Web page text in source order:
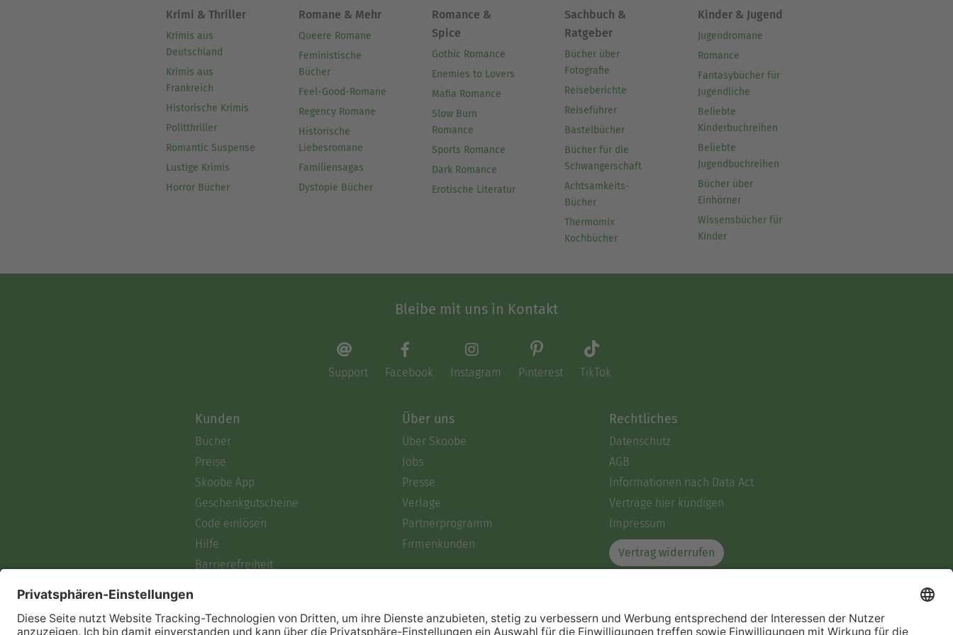
Krimi & Thriller
Krimis aus
Deutschland
Krimis aus
Frankreich
Historische Krimis
Politthriller
Romantic Suspense
Lustige Krimis
Horror Bücher
Romane & Mehr
Queere Romane
Feministische
Bücher
Feel-Good-Romane
Regency Romane
Historische
Liebesromane
Familiensagas
Dystopie Bücher
Romance &
Spice
Gothic Romance
Enemies to Lovers
Mafia Romance
Slow Burn
Romance
Sports Romance
Dark Romance
Erotische Literatur
Sachbuch &
Ratgeber
Bücher über
Fotografie
Reiseberichte
Reiseführer
Bastelbücher
Bücher für die
Schwangerschaft
Achtsamkeits-
Bücher
Thermomix
Kochbücher
Kinder & Jugend
Jugendromane
Romance
Fantasybücher für
Jugendliche
Beliebte
Kinderbuchreihen
Beliebte
Jugendbuchreihen
Bücher über
Einhörner
Wissensbücher für
Kinder
Bleibe mit uns in Kontakt
Support Facebook Instagram Pinterest TikTok
Kunden
Bücher
Preise
Skoobe App
Geschenkgutscheine
Code einlösen
Hilfe
Barrierefreiheit
Über uns
Über Skoobe
Jobs
Presse
Verlage
Partnerprogramm
Firmenkunden
Rechtliches
Datenschutz
AGB
Informationen nach Data Act
Verträge hier kündigen
Impressum
Vertrag widerrufen